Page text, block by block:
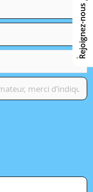
Rejoignez-nous